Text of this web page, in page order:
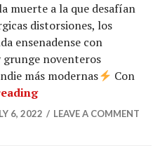
muerte a la que desafían
distorsiones, los
ensenadense con
grunge noventeros
más modernas
Con
A lokear en la playa
6, 2022 LEAVE A COMMENT